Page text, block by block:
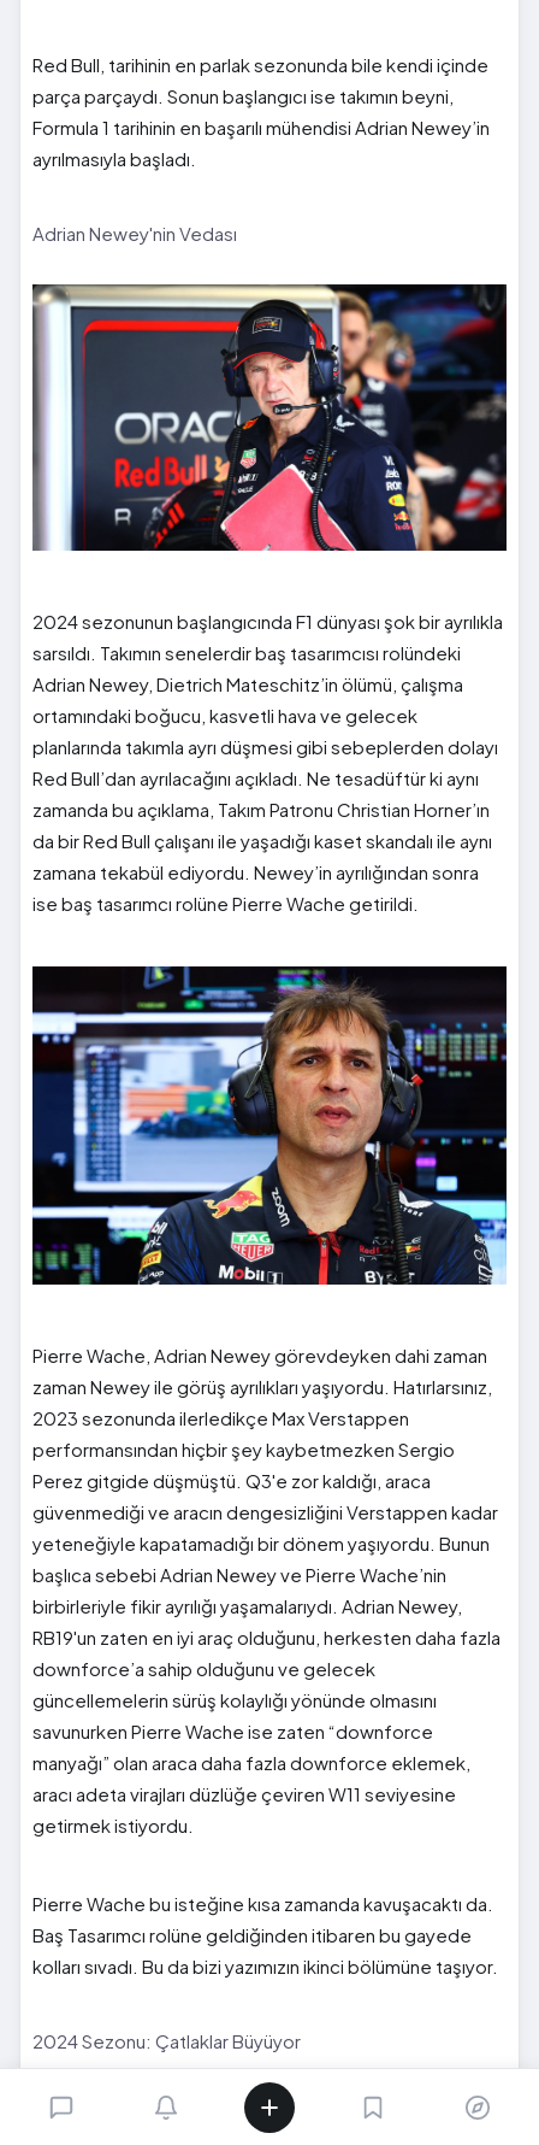
Red Bull, tarihinin en parlak sezonunda bile kendi içinde
parça parçaydı. Sonun başlangıcı ise takımın beyni,
Formula 1 tarihinin en başarılı mühendisi Adrian Newey’in
ayrılmasıyla başladı.
Adrian Newey'nin Vedası
2024 sezonunun başlangıcında F1 dünyası şok bir ayrılıkla
sarsıldı. Takımın senelerdir baş tasarımcısı rolündeki
Adrian Newey, Dietrich Mateschitz’in ölümü, çalışma
ortamındaki boğucu, kasvetli hava ve gelecek
planlarında takımla ayrı düşmesi gibi sebeplerden dolayı
Red Bull’dan ayrılacağını açıkladı. Ne tesadüftür ki aynı
zamanda bu açıklama, Takım Patronu Christian Horner’ın
da bir Red Bull çalışanı ile yaşadığı kaset skandalı ile aynı
zamana tekabül ediyordu. Newey’in ayrılığından sonra
ise baş tasarımcı rolüne Pierre Wache getirildi.
Pierre Wache, Adrian Newey görevdeyken dahi zaman
zaman Newey ile görüş ayrılıkları yaşıyordu. Hatırlarsınız,
2023 sezonunda ilerledikçe Max Verstappen
performansından hiçbir şey kaybetmezken Sergio
Perez gitgide düşmüştü. Q3'e zor kaldığı, araca
güvenmediği ve aracın dengesizliğini Verstappen kadar
yeteneğiyle kapatamadığı bir dönem yaşıyordu. Bunun
başlıca sebebi Adrian Newey ve Pierre Wache’nin
birbirleriyle fikir ayrılığı yaşamalarıydı. Adrian Newey,
RB19'un zaten en iyi araç olduğunu, herkesten daha fazla
downforce’a sahip olduğunu ve gelecek
güncellemelerin sürüş kolaylığı yönünde olmasını
savunurken Pierre Wache ise zaten “downforce
manyağı” olan araca daha fazla downforce eklemek,
aracı adeta virajları düzlüğe çeviren W11 seviyesine
getirmek istiyordu.
Pierre Wache bu isteğine kısa zamanda kavuşacaktı da.
Baş Tasarımcı rolüne geldiğinden itibaren bu gayede
kolları sıvadı. Bu da bizi yazımızın ikinci bölümüne taşıyor.
2024 Sezonu: Çatlaklar Büyüyor